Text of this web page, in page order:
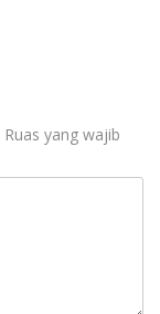
Ruas yang wajib